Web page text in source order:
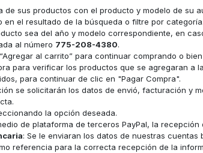
de sus productos con el producto y modelo de su
en el resultado de la búsqueda o filtre por categoría.
sea del año y modelo correspondiente, en
al número 775-208-4380.
al carrito” para continuar comprando o
para verificar los productos que se agregaran a
para continuar de clic en "Pagar Compra".
se solicitarán los datos de envió, facturación y
la opción deseada.
de plataforma de terceros PayPal, la
: Se le enviaran los datos de nuestras
referencia para la correcta recepción de la